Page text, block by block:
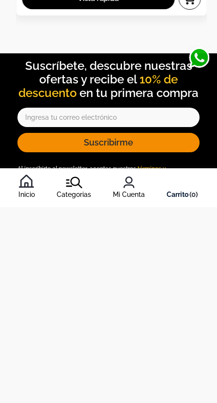
Inicio Categorias Mi Cuenta 0
10% de
descuento
Suscribirme
Al inscribirte al newsletter, aceptas nuestrostérminos y
condiciones
, y nuestra política de tratamiento de información